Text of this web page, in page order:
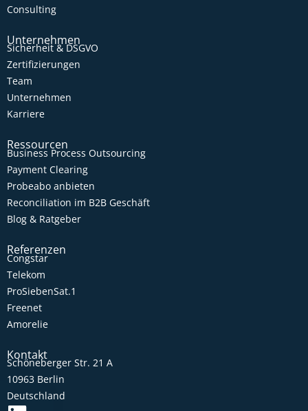
Consulting
Unternehmen
Sicherheit & DSGVO
Zertifizierungen
Team
Unternehmen
Karriere
Ressourcen
Business Process Outsourcing
Payment Clearing
Probeabo anbieten
Reconciliation im B2B Geschäft
Blog & Ratgeber
Referenzen
Congstar
Telekom
ProSiebenSat.1
Freenet
Amorelie
Kontakt
Schöneberger Str. 21 A
10963 Berlin
Deutschland